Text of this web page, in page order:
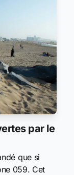
par le
que si
059. Cet